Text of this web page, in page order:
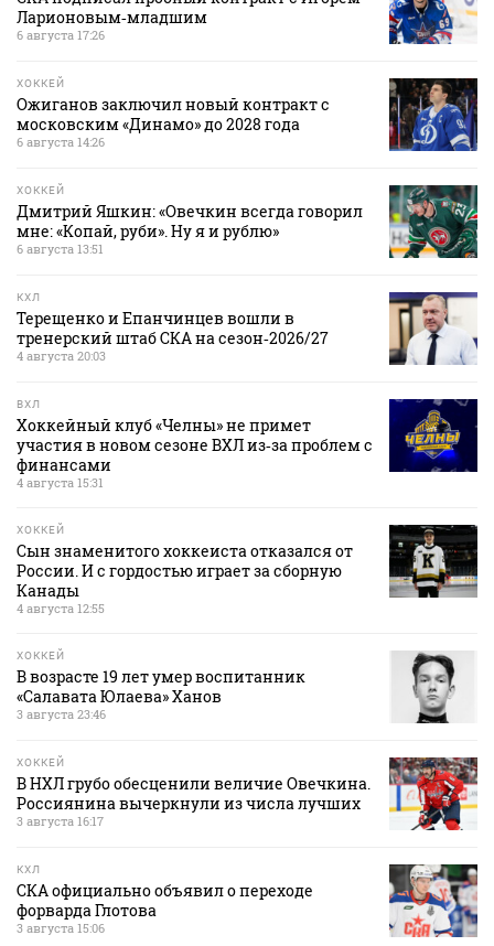
Ларионовым‑младшим
6 августа 17:26
ХОККЕЙ
Ожиганов заключил новый контракт с
московским «Динамо» до 2028 года
6 августа 14:26
ХОККЕЙ
Дмитрий Яшкин: «Овечкин всегда говорил
мне: «Копай, руби». Ну я и рублю»
6 августа 13:51
КХЛ
Терещенко и Епанчинцев вошли в
тренерский штаб СКА на сезон‑2026/27
4 августа 20:03
ВХЛ
Хоккейный клуб «Челны» не примет
участия в новом сезоне ВХЛ из‑за проблем с
финансами
4 августа 15:31
ХОККЕЙ
Сын знаменитого хоккеиста отказался от
России. И с гордостью играет за сборную
Канады
4 августа 12:55
ХОККЕЙ
В возрасте 19 лет умер воспитанник
«Салавата Юлаева» Ханов
3 августа 23:46
ХОККЕЙ
В НХЛ грубо обесценили величие Овечкина.
Россиянина вычеркнули из числа лучших
3 августа 16:17
КХЛ
СКА официально объявил о переходе
форварда Глотова
3 августа 15:06